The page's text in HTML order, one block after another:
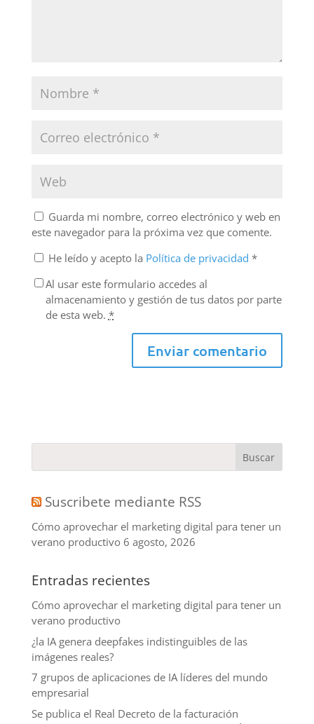
Guarda mi nombre, correo electrónico y web en
este navegador para la próxima vez que comente.
He leído y acepto la Política de privacidad *
Al usar este formulario accedes al
almacenamiento y gestión de tus datos por parte
de esta web. *
Suscribete mediante RSS
Cómo aprovechar el marketing digital para tener un
verano productivo 6 agosto, 2026
Entradas recientes
Cómo aprovechar el marketing digital para tener un
verano productivo
¿la IA genera deepfakes indistinguibles de las
imágenes reales?
7 grupos de aplicaciones de IA líderes del mundo
empresarial
Se publica el Real Decreto de la facturación